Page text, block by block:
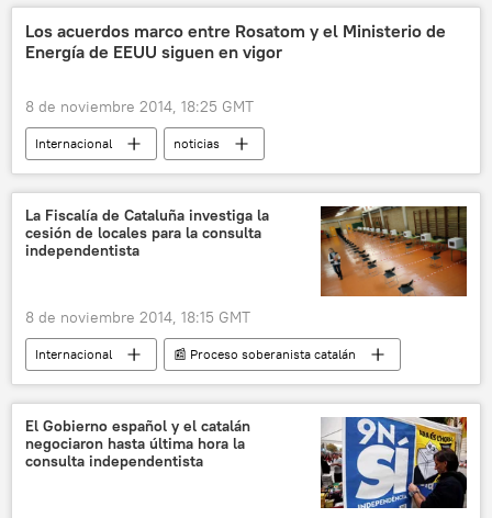
Los acuerdos marco entre Rosatom y el Ministerio de
Energía de EEUU siguen en vigor
8 de noviembre 2014, 18:25 GMT
Internacional noticias
La Fiscalía de Cataluña investiga la
cesión de locales para la consulta
independentista
8 de noviembre 2014, 18:15 GMT
Internacional
📰 Proceso soberanista catalán
noticias
El Gobierno español y el catalán
negociaron hasta última hora la
consulta independentista